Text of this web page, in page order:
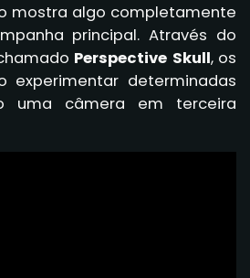
mostra algo completamente
principal. Através do
Perspective Skull, os
experimentar determinadas
uma câmera em terceira